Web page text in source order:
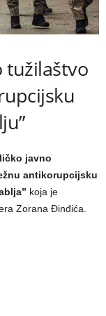
tužilaštvo
javno
antikorupcijsku
koja je
Zorana Đinđića.